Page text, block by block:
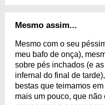
Mesmo assim...
Mesmo com o seu
meu bafo de onça),
sobre pés inchados (e
infernal do final de
bestas que teimamos
mais um pouco, que